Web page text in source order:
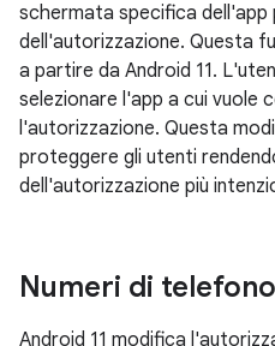
schermata specifica dell'app
dell'autorizzazione. Questa
a partire da Android 11.
selezionare l'app a cui vuole
l'autorizzazione. Questa
proteggere gli utenti
dell'autorizzazione più
Numeri di telefono
Android 11 modifica